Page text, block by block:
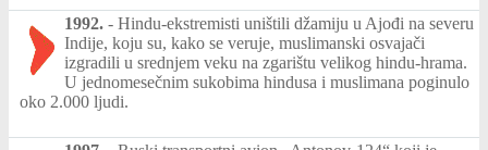
1992. - Hindu-ekstremisti uništili džamiju u Ajođi na severu
Indije, koju su, kako se veruje, muslimanski osvajači
izgradili u srednjem veku na zgarištu velikog hindu-hrama.
U jednomesečnim sukobima hindusa i muslimana poginulo
oko 2.000 ljudi.